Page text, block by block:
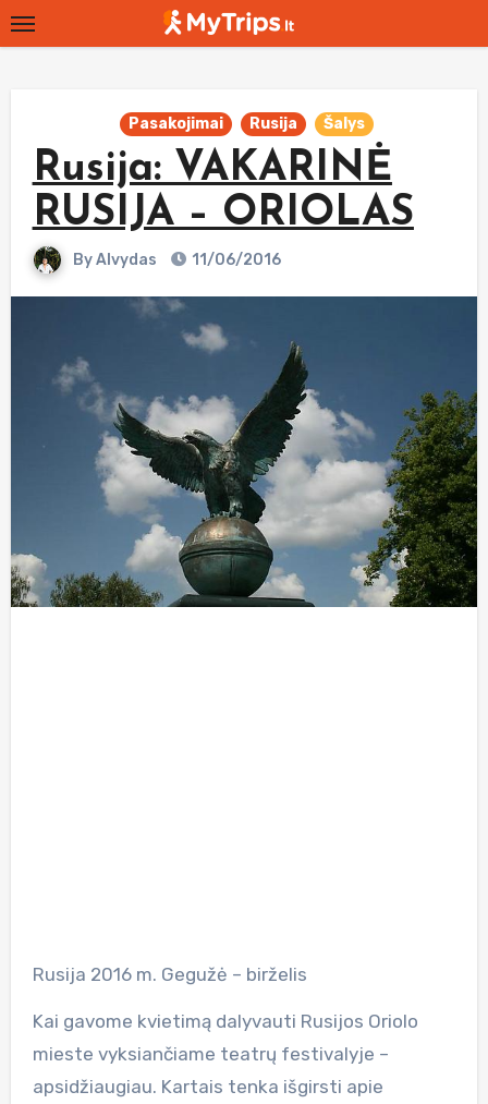
Skip
to
Pasakojimai Rusija Šalys
Rusija: VAKARINĖ
RUSIJA – ORIOLAS
ByAlvydas 11/06/2016
Rusija 2016 m. Gegužė – birželis
Kai gavome kvietimą dalyvauti Rusijos Oriolo
mieste vyksiančiame teatrų festivalyje –
apsidžiaugiau. Kartais tenka išgirsti apie